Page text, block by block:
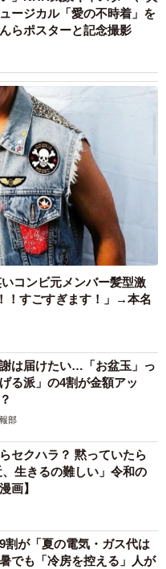
ージカル「愛の不時着」を
らポスターと記念撮影
コンビ元メンバー髪型激
！すごすぎます！」→本名
は届けたい…「お盆玉」っ
る派」の4割が金額アッ
部
セクハラ？ 黙っていたら
生きるの難しい」令和の
画】
割が「夏の電気・ガス代は
でも「冷房を控える」人が